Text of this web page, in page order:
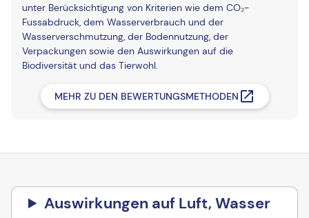
unter Berücksichtigung von Kriterien wie dem CO₂-
Fussabdruck, dem Wasserverbrauch und der
Wasserverschmutzung, der Bodennutzung, der
Verpackungen sowie den Auswirkungen auf die
Biodiversität und das Tierwohl.
MEHR ZU DEN BEWERTUNGSMETHODEN
Auswirkungen auf Luft, Wasser